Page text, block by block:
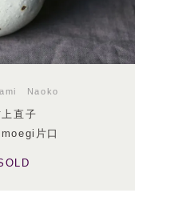
Naoko
上直子
片口